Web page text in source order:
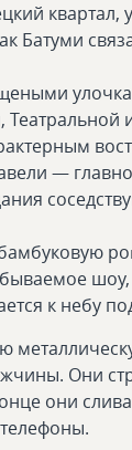
квартал,
Батуми
—
шоу,
к небу
Они
они